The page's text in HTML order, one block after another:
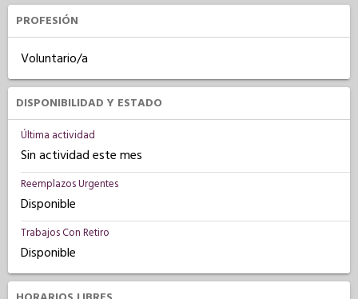
PROFESIÓN
Voluntario/a
DISPONIBILIDAD Y ESTADO
Última actividad
Sin actividad este mes
Reemplazos Urgentes
Disponible
Trabajos Con Retiro
Disponible